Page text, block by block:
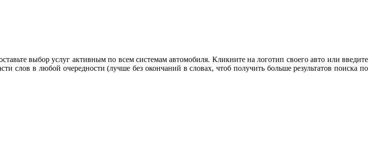
выбор услуг активным по всем системам автомобиля. Кликните на логотип своего авто или введите
слов в любой очередности (лучше без окончаний в словах, чтоб получить больше результатов поиска по